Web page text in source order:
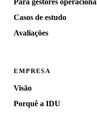
Casos de estudo
Avaliações
EMPRESA
Visão
Porquê a IDU